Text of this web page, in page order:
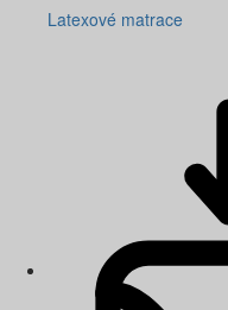
Latexové matrace